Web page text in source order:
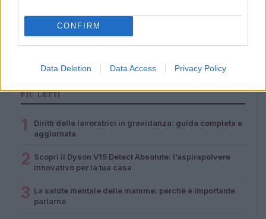
CONFIRM
Data Deletion Data Access Privacy Policy
Lamezia International Film Fest: arte e cultura si
incontrano in Calabria
Camilla Pellegrini · 16 Lug 2026
PIÙ LETTI
1
Diritti delle lavoratrici in gravidanza: guida completa e
aggiornata
2 Scopri il Dyson V15 Detect Absolute: l’aspirapolvere
innovativo per la tua casa
3 La salute mentale delle mamme: perché è importante
parlarne